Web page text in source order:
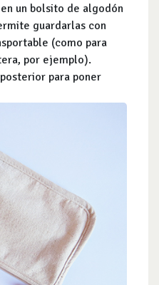
un bolsito de algodón
guardarlas con
(como para
por ejemplo).
para poner